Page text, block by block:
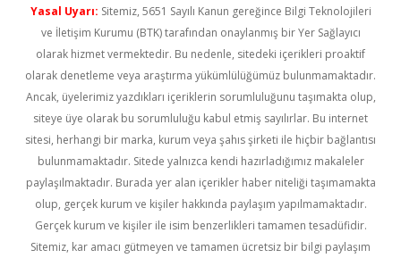
Yasal Uyarı: Sitemiz, 5651 Sayılı Kanun gereğince Bilgi Teknolojileri
ve İletişim Kurumu (BTK) tarafından onaylanmış bir Yer Sağlayıcı
olarak hizmet vermektedir. Bu nedenle, sitedeki içerikleri proaktif
olarak denetleme veya araştırma yükümlülüğümüz bulunmamaktadır.
Ancak, üyelerimiz yazdıkları içeriklerin sorumluluğunu taşımakta olup,
siteye üye olarak bu sorumluluğu kabul etmiş sayılırlar. Bu internet
sitesi, herhangi bir marka, kurum veya şahıs şirketi ile hiçbir bağlantısı
bulunmamaktadır. Sitede yalnızca kendi hazırladığımız makaleler
paylaşılmaktadır. Burada yer alan içerikler haber niteliği taşımamakta
olup, gerçek kurum ve kişiler hakkında paylaşım yapılmamaktadır.
Gerçek kurum ve kişiler ile isim benzerlikleri tamamen tesadüfidir.
Sitemiz, kar amacı gütmeyen ve tamamen ücretsiz bir bilgi paylaşım